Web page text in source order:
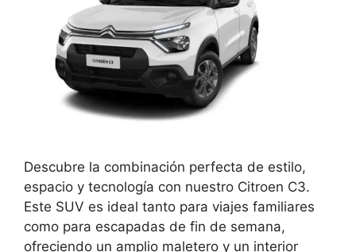
Descubre la combinación perfecta de estilo,
espacio y tecnología con nuestro Citroen C3.
Este SUV es ideal tanto para viajes familiares
como para escapadas de fin de semana,
ofreciendo un amplio maletero y un interior